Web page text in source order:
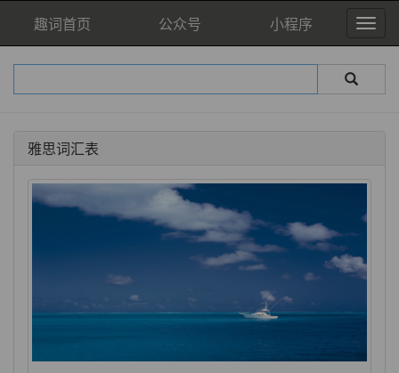
趣词首页 公众号 小程序
雅思词汇表